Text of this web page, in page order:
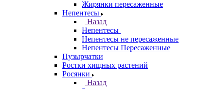
Жирянки пересаженные
Непентесы
Назад
Непентесы
Непентесы не пересаженные
Непентесы Пересаженные
Пузырчатки
Ростки хищных растений
Росянки
Назад